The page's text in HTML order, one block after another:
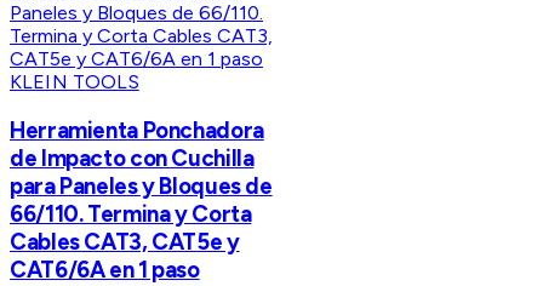
KLEIN TOOLS
Herramienta Ponchadora
de Impacto con Cuchilla
para Paneles y Bloques de
66/110. Termina y Corta
Cables CAT3, CAT5e y
CAT6/6A en 1 paso